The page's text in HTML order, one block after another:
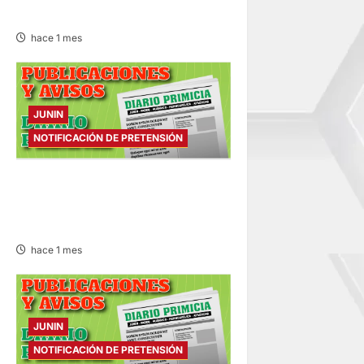
hace 1 mes
JUNIN
NOTIFICACIÓN DE PRETENSIÓN
hace 1 mes
JUNIN
NOTIFICACIÓN DE PRETENSIÓN